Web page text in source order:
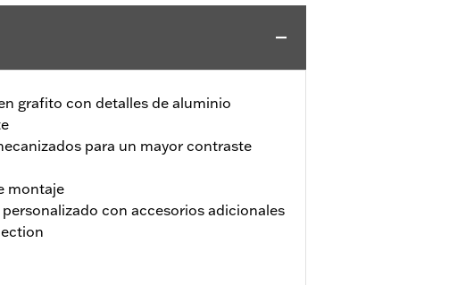
grafito con detalles de aluminio
para un mayor contraste
montaje
con accesorios adicionales